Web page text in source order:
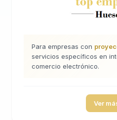
Para empresas con
servicios específicos en
comercio electrónico.
Ver